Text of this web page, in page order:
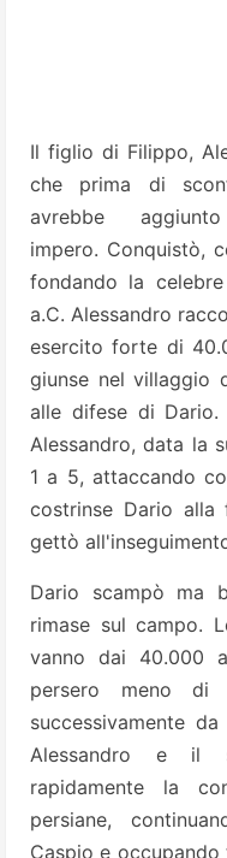
Il figlio di Filippo,
che prima di
avrebbe
impero. Conquistò,
fondando la
a.C. Alessandro
esercito forte di
giunse nel villaggio
alle difese di
Alessandro, data la
1 a 5, attaccando
costrinse Dario
gettò
Dario scampò ma
rimase sul campo.
vanno dai 40.000
persero meno di
successivamente
Alessandro e il
rapidamente la
persiane,
Caspio e